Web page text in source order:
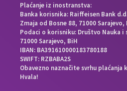
Plaćanje iz inostranstva:
Banka korisnika: Raiffeisen Bank
Zmaja od Bosne 88, 71000 Sarajevo,
Podaci o korisniku: Društvo Nauka i
71000 Sarajevo, BiH
IBAN: BA391610000183780188
SWIFT: RZBABA2S
Obavezno naznačite svrhu plaćanja
Hvala!